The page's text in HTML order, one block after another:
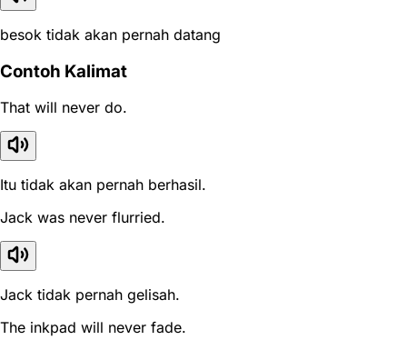
besok tidak akan pernah datang
Contoh Kalimat
That will never do.
Itu tidak akan pernah berhasil.
Jack was never flurried.
Jack tidak pernah gelisah.
The inkpad will never fade.